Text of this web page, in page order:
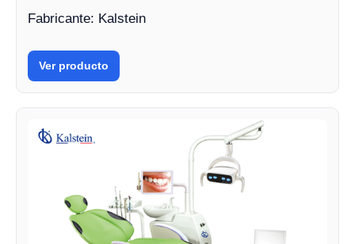
Fabricante: Kalstein
Ver producto